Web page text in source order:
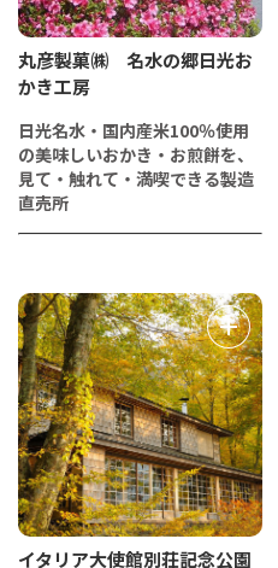
丸彦製菓㈱ 名水の郷日光お
かき工房
日光名水・国内産米100％使用
の美味しいおかき・お煎餅を、
見て・触れて・満喫できる製造
直売所
イタリア大使館別荘記念公園